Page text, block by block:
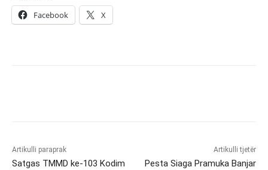
Facebook X
Artikulli paraprak
Satgas TMMD ke-103 Kodim
Artikulli tjetër
Pesta Siaga Pramuka Banjar